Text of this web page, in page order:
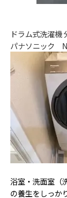
ドラム式洗濯機
パナソニック
浴室・洗面室（
の養生をしっか